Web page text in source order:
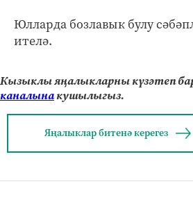
Юлларда бозлавык булу
ителә.
Кызыклы яңалыкларны күзәтеп
каналынакушылыгыз.
Яңалыклар битенә керегез